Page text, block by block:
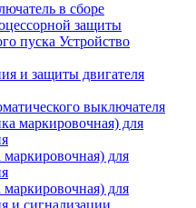
в сборе
защиты
Устройство
и защиты двигателя
выключателя
для
для
и сигнализации